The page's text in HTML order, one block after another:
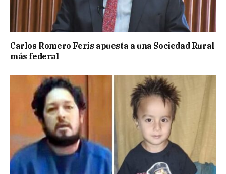
Carlos Romero Feris apuesta a una Sociedad Rural
más federal